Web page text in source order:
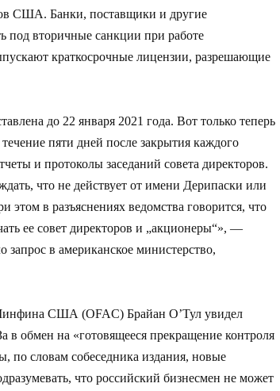
США. Банки, поставщики и другие
под вторичные санкции при работе
краткосрочные лицензии, разрешающие
до 22 января 2021 года. Вот только теперь
пяти дней после закрытия каждого
и протоколы заседаний совета директоров.
что не действует от имени Дерипаски или
в разъяснениях ведомства говорится, что
ее совет директоров и „акционеры“», —
в американское министерство,
США (OFAC) Брайан О’Тул увидел
обмен на «готовящееся прекращение контроля
по словам собеседника издания, новые
что российский бизнесмен не может